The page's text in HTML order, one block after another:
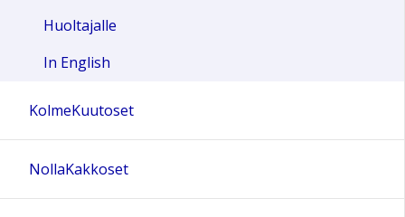
Huoltajalle
In English
KolmeKuutoset
NollaKakkoset